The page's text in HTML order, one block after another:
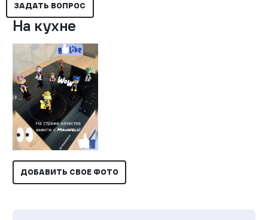
ЗАДАТЬ ВОПРОС
На кухне
ДОБАВИТЬ СВОЕ ФОТО